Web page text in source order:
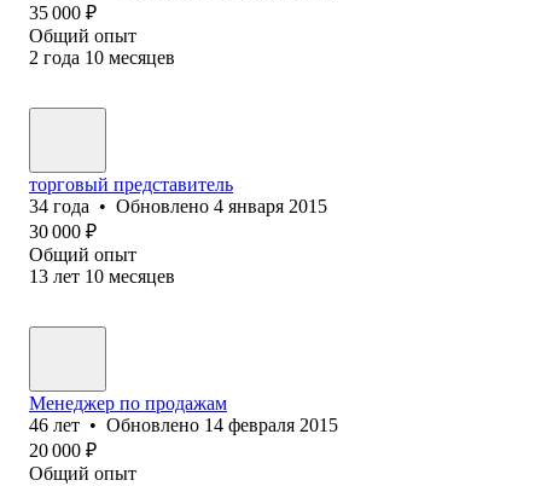
35 000 ₽
Общий опыт
2 года 10 месяцев
торговый представитель
34 года • Обновлено 4 января 2015
30 000 ₽
Общий опыт
13 лет 10 месяцев
Менеджер по продажам
46 лет • Обновлено 14 февраля 2015
20 000 ₽
Общий опыт